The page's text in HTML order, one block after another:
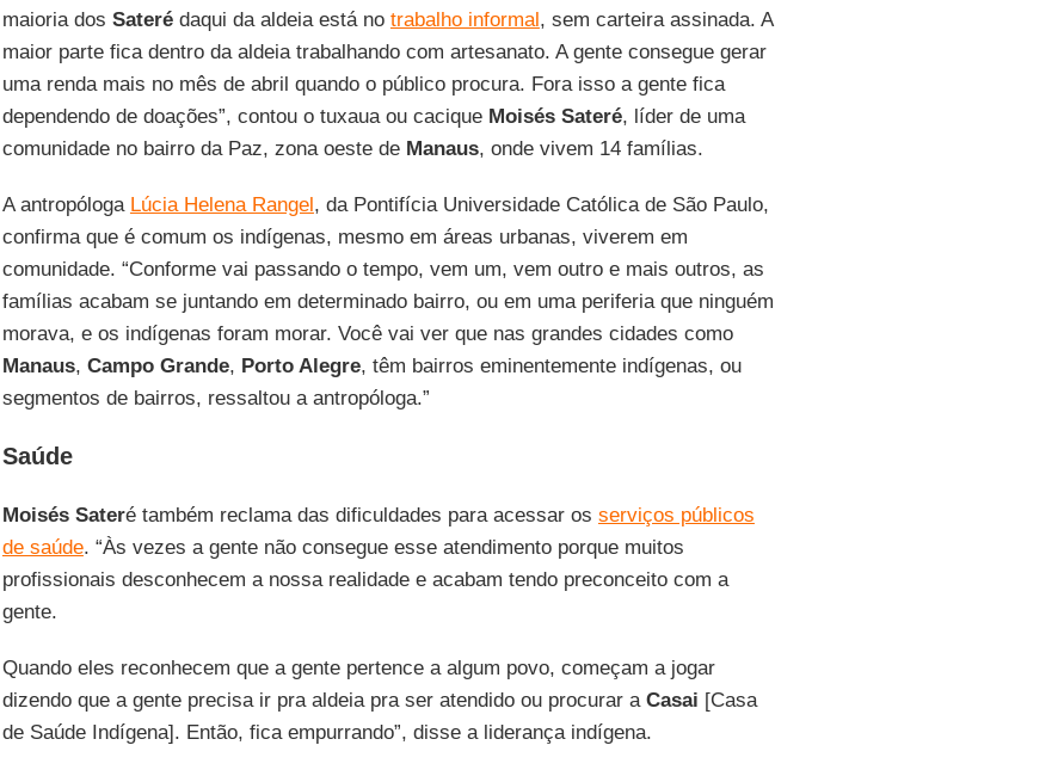
maioria dos Saterédaqui da aldeia está no trabalho informal, sem carteira assinada. A
maior parte fica dentro da aldeia trabalhando com artesanato. A gente consegue gerar
uma renda mais no mês de abril quando o público procura. Fora isso a gente fica
dependendo de doações”, contou o tuxaua ou cacique Moisés Sateré, líder de uma
comunidade no bairro da Paz, zona oeste de Manaus, onde vivem 14 famílias.
A antropóloga Lúcia Helena Rangel, da Pontifícia Universidade Católica de São Paulo,
confirma que é comum os indígenas, mesmo em áreas urbanas, viverem em
comunidade. “Conforme vai passando o tempo, vem um, vem outro e mais outros, as
famílias acabam se juntando em determinado bairro, ou em uma periferia que ninguém
morava, e os indígenas foram morar. Você vai ver que nas grandes cidades como
Manaus, Campo Grande, Porto Alegre, têm bairros eminentemente indígenas, ou
segmentos de bairros, ressaltou a antropóloga.”
Saúde
Moisés Sateré também reclama das dificuldades para acessar os serviços públicos
de saúde. “Às vezes a gente não consegue esse atendimento porque muitos
profissionais desconhecem a nossa realidade e acabam tendo preconceito com a
gente.
Quando eles reconhecem que a gente pertence a algum povo, começam a jogar
dizendo que a gente precisa ir pra aldeia pra ser atendido ou procurar a Casai [Casa
de Saúde Indígena]. Então, fica empurrando”, disse a liderança indígena.